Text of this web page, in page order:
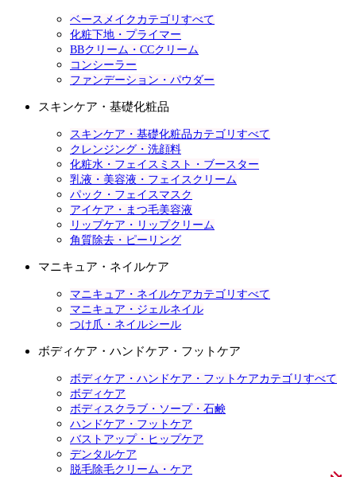
ベースメイクカテゴリすべて
化粧下地・プライマー
BBクリーム・CCクリーム
コンシーラー
ファンデーション・パウダー
スキンケア・基礎化粧品
スキンケア・基礎化粧品カテゴリすべて
クレンジング・洗顔料
化粧水・フェイスミスト・ブースター
乳液・美容液・フェイスクリーム
パック・フェイスマスク
アイケア・まつ毛美容液
リップケア・リップクリーム
角質除去・ピーリング
マニキュア・ネイルケア
マニキュア・ネイルケアカテゴリすべて
マニキュア・ジェルネイル
つけ爪・ネイルシール
ボディケア・ハンドケア・フットケア
ボディケア・ハンドケア・フットケアカテゴリすべて
ボディケア
ボディスクラブ・ソープ・石鹸
ハンドケア・フットケア
バストアップ・ヒップケア
デンタルケア
脱毛除毛クリーム・ケア